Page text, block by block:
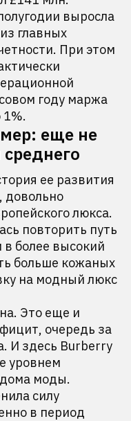
выросла
главных
При этом
году маржа
еще не
ее развития
довольно
люкса.
повторить путь
в более высокий
больше кожаных
на модный люкс
Это еще и
очередь за
И здесь Burberry
уровнем
моды.
силу
в период